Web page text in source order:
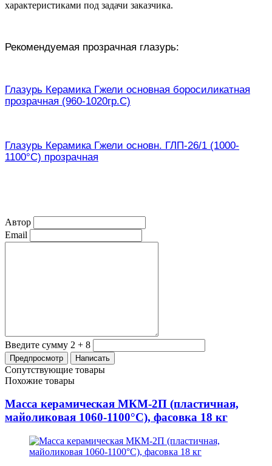
характеристиками под задачи заказчика.
Рекомендуемая прозрачная глазурь:
Глазурь Керамика Гжели основная боросиликатная
прозрачная (960-1020гр.С)
Глазурь Керамика Гжели основн. ГЛП-26/1 (1000-
1100°С) прозрачная
Автор
Email
Введите сумму 2 + 8
Сопутствующие товары
Похожие товары
Масса керамическая МКМ-2П (пластичная,
майоликовая 1060-1100°С), фасовка 18 кг